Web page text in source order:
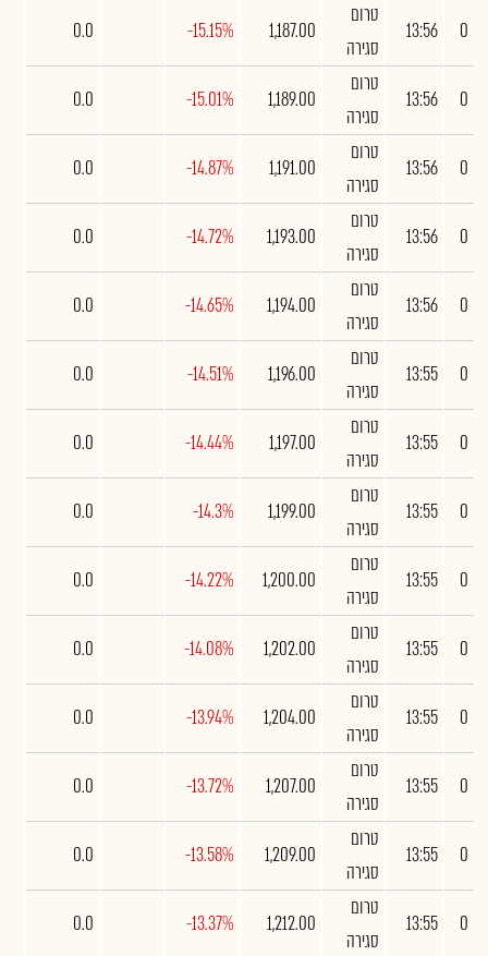
0
13:56
טרום
סגירה
1,187.00
-15.15%
0.0
0
13:56
טרום
סגירה
1,189.00
-15.01%
0.0
0
13:56
טרום
סגירה
1,191.00
-14.87%
0.0
0
13:56
טרום
סגירה
1,193.00
-14.72%
0.0
0
13:56
טרום
סגירה
1,194.00
-14.65%
0.0
0
13:55
טרום
סגירה
1,196.00
-14.51%
0.0
0
13:55
טרום
סגירה
1,197.00
-14.44%
0.0
0
13:55
טרום
סגירה
1,199.00
-14.3%
0.0
0
13:55
טרום
סגירה
1,200.00
-14.22%
0.0
0
13:55
טרום
סגירה
1,202.00
-14.08%
0.0
0
13:55
טרום
סגירה
1,204.00
-13.94%
0.0
0
13:55
טרום
סגירה
1,207.00
-13.72%
0.0
0
13:55
טרום
סגירה
1,209.00
-13.58%
0.0
0
13:55
טרום
סגירה
1,212.00
-13.37%
0.0